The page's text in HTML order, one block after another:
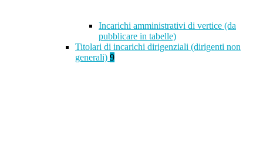
Incarichi amministrativi di vertice (da
pubblicare in tabelle)
Titolari di incarichi dirigenziali (dirigenti non
generali) 9